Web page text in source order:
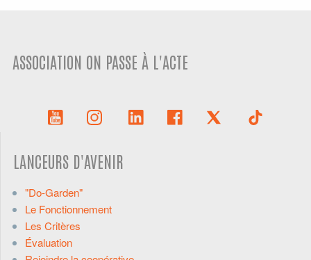
ASSOCIATION ON PASSE À L'ACTE
LANCEURS D'AVENIR
"Do-Garden"
Le Fonctionnement
Les Critères
Évaluation